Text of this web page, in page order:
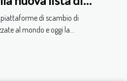
piattaforme di scambio di
al mondo e oggi la...